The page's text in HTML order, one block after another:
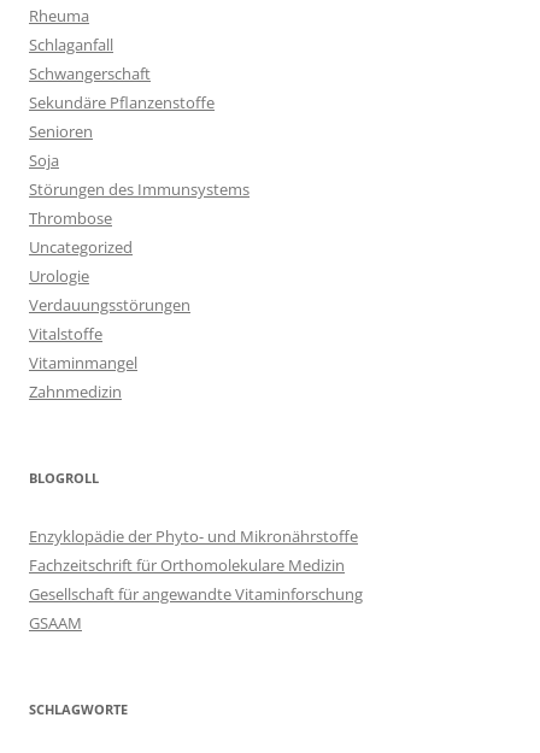
Rheuma
Schlaganfall
Schwangerschaft
Sekundäre Pflanzenstoffe
Senioren
Soja
Störungen des Immunsystems
Thrombose
Uncategorized
Urologie
Verdauungsstörungen
Vitalstoffe
Vitaminmangel
Zahnmedizin
BLOGROLL
Enzyklopädie der Phyto- und Mikronährstoffe
Fachzeitschrift für Orthomolekulare Medizin
Gesellschaft für angewandte Vitaminforschung
GSAAM
SCHLAGWORTE